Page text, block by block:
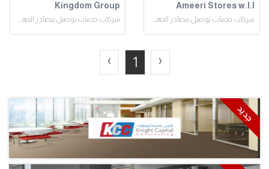
Kingdom Group
شركات خدمات توصيل مصادر الجهد المنخفض
Ameeri Stores w.l.l
شركات خدمات توصيل مصادر الجهد المنخفض
‹ 1 ›
جديد